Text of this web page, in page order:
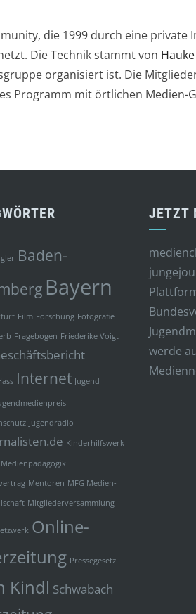
die 1999 durch eine
Die Technik stammt von
organisiert ist. Die
Programm mit örtlichen
Baden-
Bayern
Film Forschung Fotografie
Fragebogen Friederike Voigt
Internet Jugend
Jugendradio
Kinderhilfswerk
Medienpädagogik
Mentoren MFG Medien-
Mitgliederversammlung
Online-
Pressegesetz
Kindl Schwabach
JETZT
werde